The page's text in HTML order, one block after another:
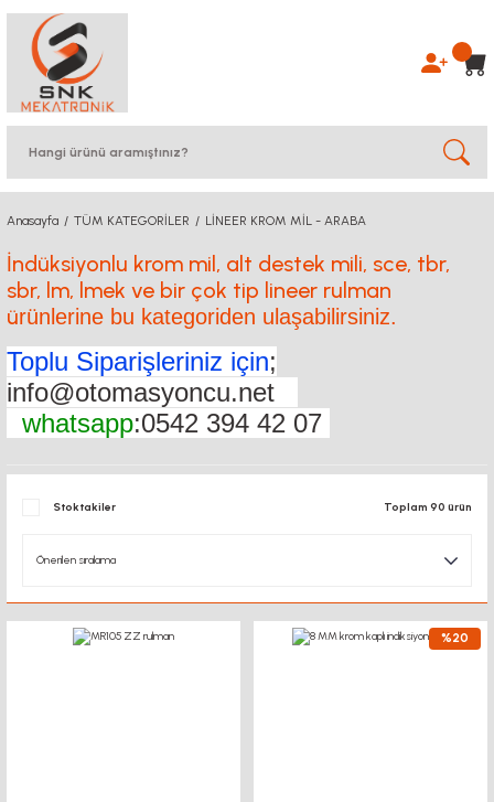
Anasayfa TÜM KATEGORİLER LİNEER KROM MİL - ARABA
İndüksiyonlu krom mil, alt destek mili, sce, tbr,
sbr, lm, lmek ve bir çok tip lineer rulman
ürünlerine bu kategoriden ulaşabilirsiniz.
Toplu Siparişleriniz için;
info@otomasyoncu.net
whatsapp:0542 394 42 07
Stoktakiler Toplam 90 ürün
%20